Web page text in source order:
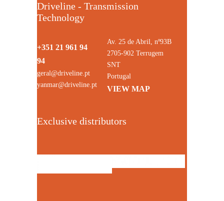
Driveline - Transmission
Technology
+351 21 961 94
94
geral@driveline.pt
yanmar@driveline.pt
Av. 25 de Abril, nº93B
2705-902 Terrugem
SNT
Portugal
VIEW MAP
Exclusive distributors